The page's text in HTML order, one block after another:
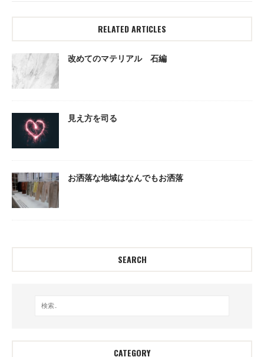
RELATED ARTICLES
改めてのマテリアル 石編
見え方を司る
お洒落な地域はなんでもお洒落
SEARCH
CATEGORY